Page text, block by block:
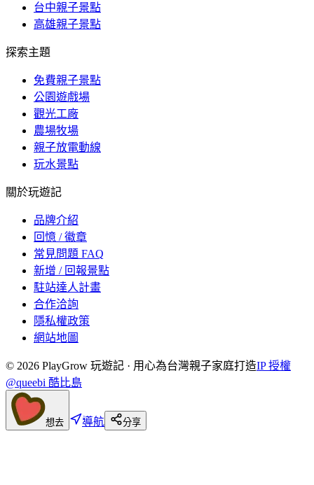
台中親子景點
高雄親子景點
探索主題
免費親子景點
公園遊戲場
觀光工廠
農場牧場
親子放電動線
玩水景點
關於玩遊記
品牌介紹
回憶 / 徽章
常見問題 FAQ
新增 / 回報景點
駐站達人計畫
合作洽詢
隱私權政策
網站地圖
© 2026 PlayGrow 玩遊記 · 用心為台灣親子家庭打造IP 授權
@queebi 酷比島
想去 導航 分享